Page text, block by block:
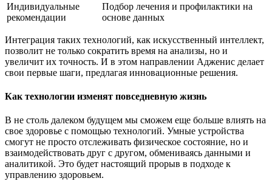
Индивидуальные
рекомендации
Подбор лечения и профилактики на
основе данных
Интеграция таких технологий, как искусственный интеллект,
позволит не только сократить время на анализы, но и
увеличит их точность. И в этом направлении Адженис делает
свои первые шаги, предлагая инновационные решения.
Как технологии изменят повседневную жизнь
В не столь далеком будущем мы сможем еще больше влиять на
свое здоровье с помощью технологий. Умные устройства
смогут не просто отслеживать физическое состояние, но и
взаимодействовать друг с другом, обмениваясь данными и
аналитикой. Это будет настоящий прорыв в подходе к
управлению здоровьем.